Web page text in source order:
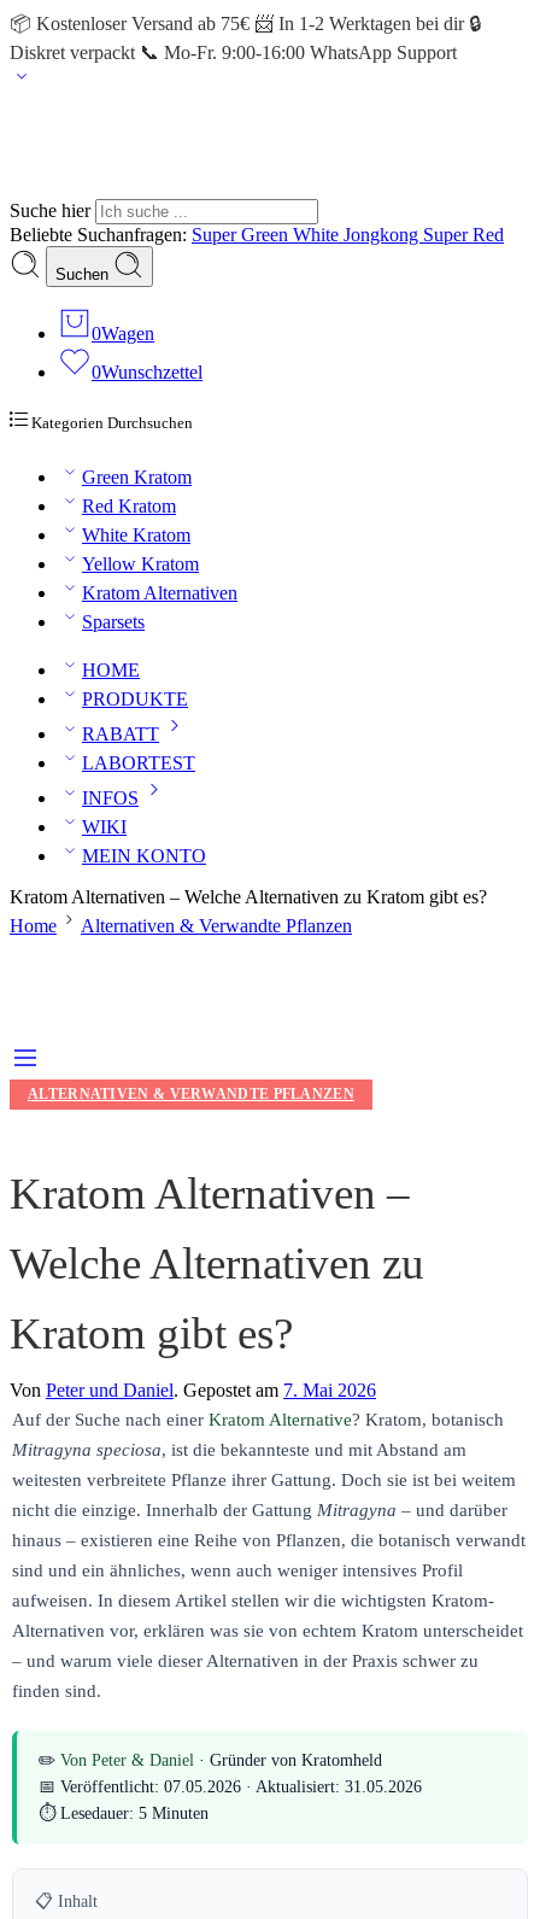
📦 Kostenloser Versand ab 75€ 📨 In 1-2 Werktagen bei dir 🔒
Diskret verpackt 📞 Mo-Fr. 9:00-16:00 WhatsApp Support
Suche hier
Beliebte Suchanfragen: Super Green White Jongkong Super Red
Suchen
0Wagen
0Wunschzettel
Kategorien Durchsuchen
Green Kratom
Red Kratom
White Kratom
Yellow Kratom
Kratom Alternativen
Sparsets
HOME
PRODUKTE
RABATT
LABORTEST
INFOS
WIKI
MEIN KONTO
Kratom Alternativen – Welche Alternativen zu Kratom gibt es?
Home
Alternativen & Verwandte Pflanzen
ALTERNATIVEN & VERWANDTE PFLANZEN
Kratom Alternativen –
Welche Alternativen zu
Kratom gibt es?
Von Peter und Daniel. Gepostet am 7. Mai 2026
Auf der Suche nach einer Kratom Alternative? Kratom, botanisch
Mitragyna speciosa, ist die bekannteste und mit Abstand am
weitesten verbreitete Pflanze ihrer Gattung. Doch sie ist bei weitem
nicht die einzige. Innerhalb der Gattung Mitragyna – und darüber
hinaus – existieren eine Reihe von Pflanzen, die botanisch verwandt
sind und ein ähnliches, wenn auch weniger intensives Profil
aufweisen. In diesem Artikel stellen wir die wichtigsten Kratom-
Alternativen vor, erklären was sie von echtem Kratom unterscheidet
– und warum viele dieser Alternativen in der Praxis schwer zu
finden sind.
✏️ Von Peter & Daniel · Gründer von Kratomheld
📅 Veröffentlicht: 07.05.2026 · Aktualisiert: 31.05.2026
⏱ Lesedauer: 5 Minuten
📋 Inhalt